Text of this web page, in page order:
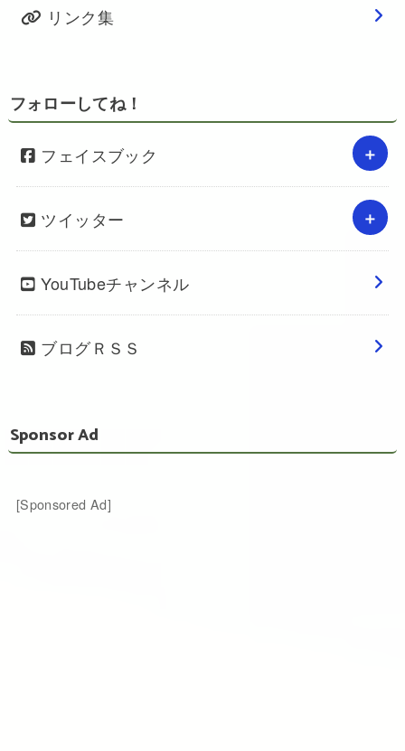
リンク集
フォローしてね！
フェイスブック
ツイッター
YouTubeチャンネル
ブログＲＳＳ
Sponsor Ad
[Sponsored Ad]